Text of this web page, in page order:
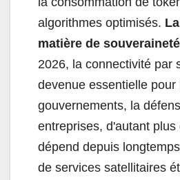
algorithmes optimisés.
matière de
2026, la connectivité par
devenue essentielle pour
gouvernements, la
entreprises, d'autant plus
dépend depuis
de services satellitaires